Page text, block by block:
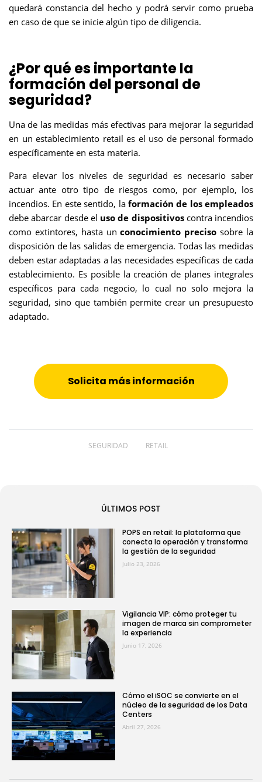
quedará constancia del hecho y podrá servir como prueba
en caso de que se inicie algún tipo de diligencia.
¿Por qué es importante la
formación del personal de
seguridad?
Una de las medidas más efectivas para mejorar la seguridad
en un establecimiento retail es el uso de personal formado
específicamente en esta materia.
Para elevar los niveles de seguridad es necesario saber
actuar ante otro tipo de riesgos como, por ejemplo, los
incendios. En este sentido, la formación de los empleados
debe abarcar desde el uso de dispositivos contra incendios
como extintores, hasta un conocimiento precisosobre la
disposición de las salidas de emergencia. Todas las medidas
deben estar adaptadas a las necesidades específicas de cada
establecimiento. Es posible la creación de planes integrales
específicos para cada negocio, lo cual no solo mejora la
seguridad, sino que también permite crear un presupuesto
adaptado.
Solicita más información
SEGURIDAD RETAIL
ÚLTIMOS POST
POPS en retail: la plataforma que
conecta la operación y transforma
la gestión de la seguridad
Julio 23, 2026
Vigilancia VIP: cómo proteger tu
imagen de marca sin comprometer
la experiencia
Junio 17, 2026
Cómo el iSOC se convierte en el
núcleo de la seguridad de los Data
Centers
Abril 27, 2026